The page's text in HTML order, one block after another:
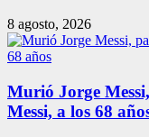
8 agosto, 2026
Murió Jorge
Messi, a los 68